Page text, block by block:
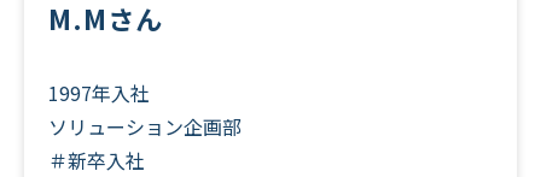
M.Mさん
1997年入社
ソリューション企画部
＃新卒入社